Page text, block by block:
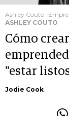
Ashley Couto -
ASHLEY COUTO
Cómo
"estar
Jodie Cook